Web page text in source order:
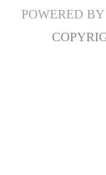
POWERED BY